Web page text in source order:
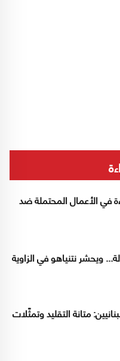
في الأعمال المحتملة ضد
ويحشر نتنياهو في الزاوية
متانة التقليد وتمثّلات